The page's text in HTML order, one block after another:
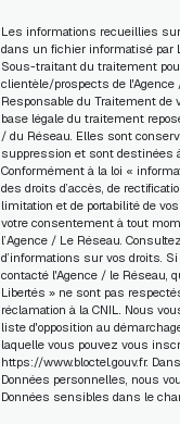
Les informations recueillies
dans un fichier informatisé par
Sous-traitant du traitement
clientèle/prospects de
Responsable du Traitement de
base légale du traitement
/ du Réseau. Elles sont
suppression et sont destinées
Conformément à la loi «
des droits d’accès, de
limitation et de portabilité de
votre consentement à tout
l’Agence / Le Réseau.
d’informations sur vos droits.
contacté l'Agence / le Réseau,
Libertés » ne sont pas
réclamation à la CNIL. Nous
liste d'opposition au
laquelle vous pouvez vous
https://www.bloctel.gouv.fr.
Données personnelles, nous
Données sensibles dans le